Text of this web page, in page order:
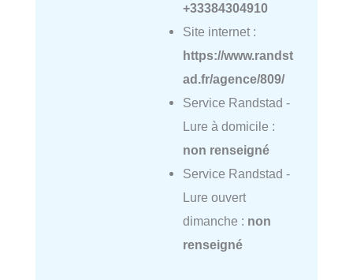
+33384304910
Site internet :
https://www.randst
ad.fr/agence/809/
Service Randstad -
Lure à domicile :
non renseigné
Service Randstad -
Lure ouvert
dimanche : non
renseigné